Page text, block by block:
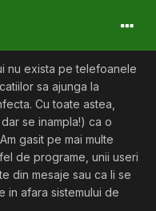
nu exista pe telefoanele
sa ajunga la
Cu toate astea,
se inampla!) ca o
gasit pe mai multe
de programe, unii useri
din mesaje sau ca li se
in afara sistemului de